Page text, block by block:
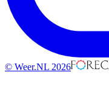
© Weer.NL 2026